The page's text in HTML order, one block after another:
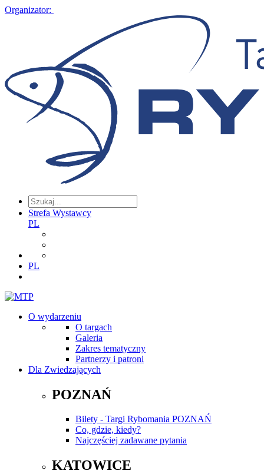
Organizator:
Strefa Wystawcy
PL
PL
O wydarzeniu
O targach
Galeria
Zakres tematyczny
Partnerzy i patroni
Dla Zwiedzających
POZNAŃ
Bilety - Targi Rybomania POZNAŃ
Co, gdzie, kiedy?
Najczęściej zadawane pytania
KATOWICE